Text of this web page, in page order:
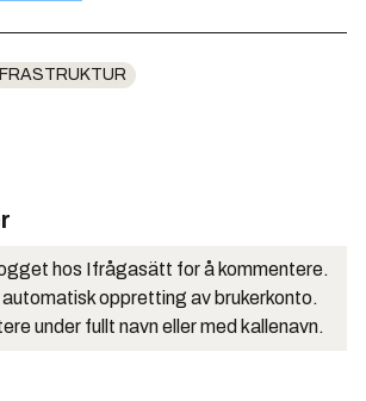
hos Ifrågasätt for å kommentere.
oppretting av brukerkonto.
under fullt navn eller med kallenavn.